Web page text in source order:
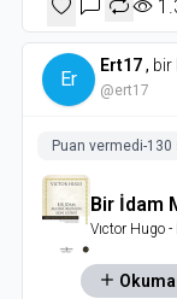
Er
Ert17, bir
@ert17
Puan vermedi-130
Bir İdam
Vıctor Hugo-